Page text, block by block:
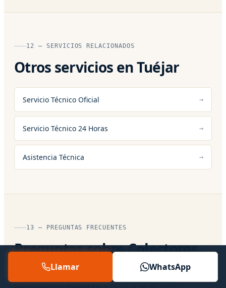
12 — SERVICIOS RELACIONADOS
Otros servicios en Tuéjar
Servicio Técnico Oficial
Servicio Técnico 24 Horas
Asistencia Técnica
13 — PREGUNTAS FRECUENTES
Preguntas sobre Colectores
Desagues en Tuéjar
Llamar WhatsApp